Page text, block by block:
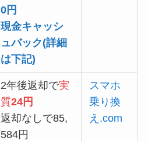
0円
現金キャッシ
ュバック(詳細
は下記)
2年後返却で実
質24円
返却なしで85,
584円
スマホ
乗り換
え.com